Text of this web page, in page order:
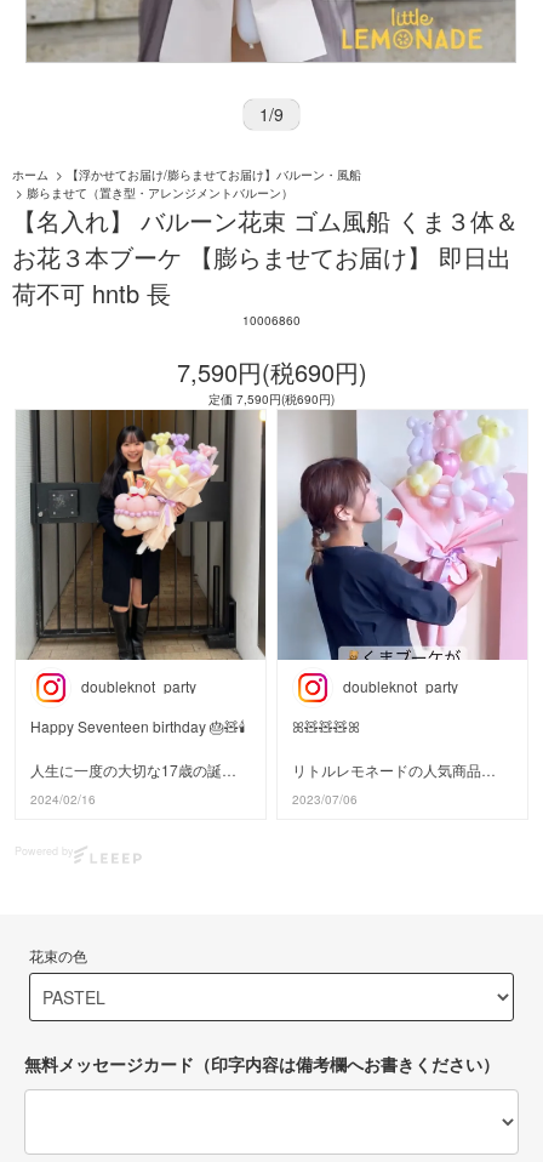
1/9
ホーム >
【浮かせてお届け/膨らませてお届け】バルーン・風船
> 膨らませて（置き型・アレンジメントバルーン）
【名入れ】 バルーン花束 ゴム風船 くま３体＆
お花３本ブーケ 【膨らませてお届け】 即日出
荷不可 hntb 長
10006860
7,590円(税690円)
定価 7,590円(税690円)
doubleknot_party
Happy Seventeen birthday 🎂🧸🕯️
人生に一度の大切な17歳の誕生
日！
#バルーンケーキ
#ファーストバースデー
#17歳誕生日
#お誕生日会
#誕生日ケーキ
#バルーン花束
2024/02/16
doubleknot_party
ꕤ🧸🧸🧸ꕤ
リトルレモネードの人気商品
くまブーケができるまで。
どにピッタリです。
送料無料 税抜5400円です。
2023/07/06
Powered by
花束の色
無料メッセージカード（印字内容は備考欄へお書きください）